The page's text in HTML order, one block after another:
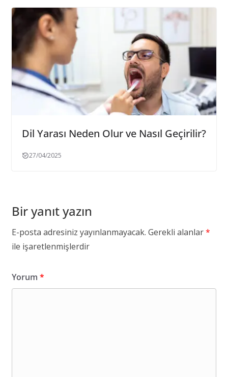
Dil Yarası Neden Olur ve Nasıl Geçirilir?
27/04/2025
Bir yanıt yazın
E-posta adresiniz yayınlanmayacak. Gerekli alanlar*
ile işaretlenmişlerdir
Yorum *